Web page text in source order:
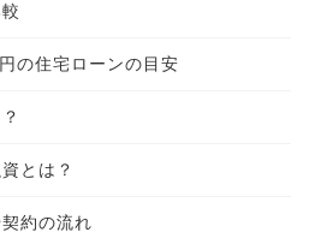
の住宅ローンの目安
とは？
約の流れ